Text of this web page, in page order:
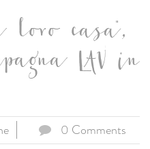
casa",
LAV in
0 Comments